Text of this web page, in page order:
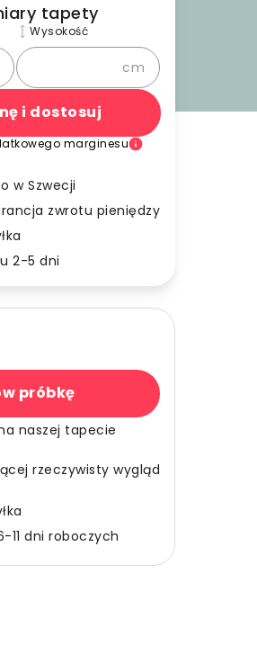
tapety
Wysokość
cm
i dostosuj
marginesu
w Szwecji
zwrotu pieniędzy
2-5 dni
próbkę
naszej tapecie
rzeczywisty wygląd
11 dni roboczych